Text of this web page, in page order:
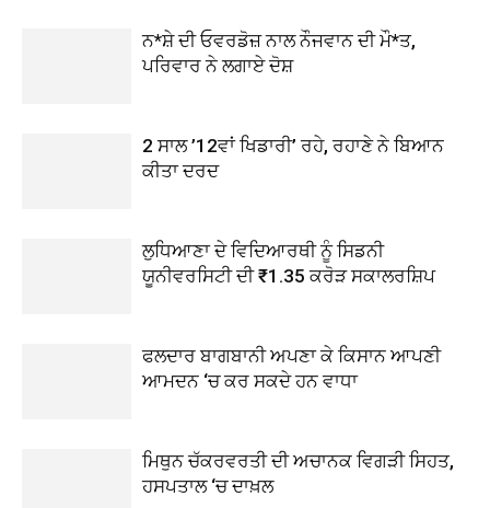
ਨ*ਸ਼ੇ ਦੀ ਓਵਰਡੋਜ਼ ਨਾਲ ਨੌਜਵਾਨ ਦੀ ਮੌ*ਤ,
ਪਰਿਵਾਰ ਨੇ ਲਗਾਏ ਦੋਸ਼
2 ਸਾਲ ’12ਵਾਂ ਖਿਡਾਰੀ’ ਰਹੇ, ਰਹਾਣੇ ਨੇ ਬਿਆਨ
ਕੀਤਾ ਦਰਦ
ਲੁਧਿਆਣਾ ਦੇ ਵਿਦਿਆਰਥੀ ਨੂੰ ਸਿਡਨੀ
ਯੂਨੀਵਰਸਿਟੀ ਦੀ ₹1.35 ਕਰੋੜ ਸਕਾਲਰਸ਼ਿਪ
ਫਲਦਾਰ ਬਾਗਬਾਨੀ ਅਪਣਾ ਕੇ ਕਿਸਾਨ ਆਪਣੀ
ਆਮਦਨ ‘ਚ ਕਰ ਸਕਦੇ ਹਨ ਵਾਧਾ
ਮਿਥੁਨ ਚੱਕਰਵਰਤੀ ਦੀ ਅਚਾਨਕ ਵਿਗੜੀ ਸਿਹਤ,
ਹਸਪਤਾਲ ‘ਚ ਦਾਖ਼ਲ